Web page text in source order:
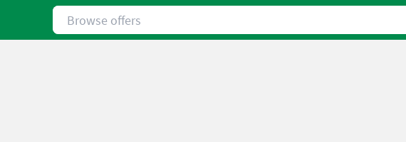
Browse offers